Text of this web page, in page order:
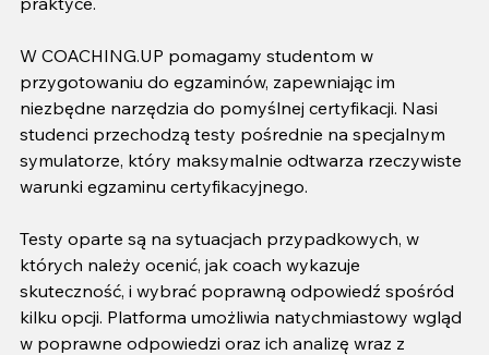
W COACHING.UP pomagamy studentom w
przygotowaniu do egzaminów, zapewniając im
niezbędne narzędzia do pomyślnej certyfikacji. Nasi
studenci przechodzą testy pośrednie na specjalnym
symulatorze, który maksymalnie odtwarza rzeczywiste
warunki egzaminu certyfikacyjnego.
Testy oparte są na sytuacjach przypadkowych, w
których należy ocenić, jak coach wykazuje
skuteczność, i wybrać poprawną odpowiedź spośród
kilku opcji. Platforma umożliwia natychmiastowy wgląd
w poprawne odpowiedzi oraz ich analizę wraz z